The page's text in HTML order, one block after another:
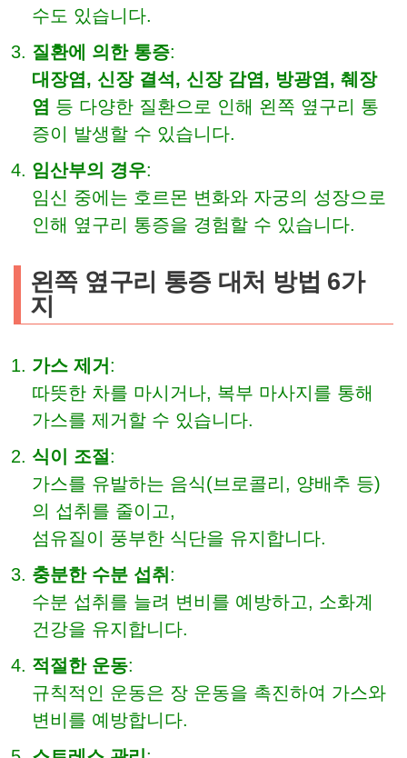
수도 있습니다.
질환에 의한 통증:
대장염, 신장 결석, 신장 감염, 방광염, 췌장
염 등 다양한 질환으로 인해 왼쪽 옆구리 통
증이 발생할 수 있습니다.
임산부의 경우:
임신 중에는 호르몬 변화와 자궁의 성장으로
인해 옆구리 통증을 경험할 수 있습니다.
왼쪽 옆구리 통증 대처 방법 6가
지
가스 제거 :
따뜻한 차를 마시거나, 복부 마사지를 통해
가스를 제거할 수 있습니다.
식이 조절:
가스를 유발하는 음식(브로콜리, 양배추 등)
의 섭취를 줄이고,
섬유질이 풍부한 식단을 유지합니다.
충분한 수분 섭취 :
수분 섭취를 늘려 변비를 예방하고, 소화계
건강을 유지합니다.
적절한 운동:
규칙적인 운동은 장 운동을 촉진하여 가스와
변비를 예방합니다.